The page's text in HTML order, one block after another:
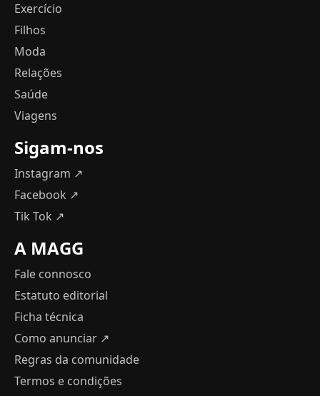
Exercício
Filhos
Moda
Relações
Saúde
Viagens
Sigam-nos
Instagram ↗
Facebook ↗
Tik Tok ↗
A MAGG
Fale connosco
Estatuto editorial
Ficha técnica
Como anunciar ↗
Regras da comunidade
Termos e condições